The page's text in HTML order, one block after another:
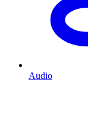
Audio